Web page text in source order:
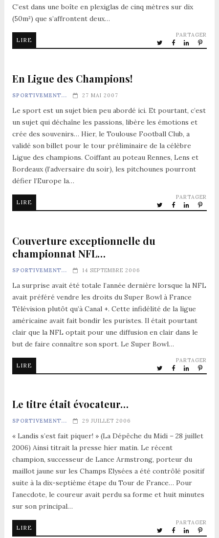
C’est dans une boîte en plexiglas de cinq mètres sur dix
(50m²) que s’affrontent deux…
LIRE
PARTAGER
En Ligue des Champions!
SPORTIVEMENT... 27 MAI 2007
Le sport est un sujet bien peu abordé ici. Et pourtant, c’est
un sujet qui déchaîne les passions, libère les émotions et
crée des souvenirs… Hier, le Toulouse Football Club, a
validé son billet pour le tour préliminaire de la célèbre
Ligue des champions. Coiffant au poteau Rennes, Lens et
Bordeaux (l’adversaire du soir), les pitchounes pourront
défier l’Europe la…
LIRE
PARTAGER
Couverture exceptionnelle du
championnat NFL…
SPORTIVEMENT... 14 SEPTEMBRE 2006
La surprise avait été totale l’année dernière lorsque la NFL
avait préféré vendre les droits du Super Bowl à France
Télévision plutôt qu’à Canal +. Cette infidélité de la ligue
américaine avait fait bondir les puristes. Il était pourtant
clair que la NFL optait pour une diffusion en clair dans le
but de faire connaître son sport. Le Super Bowl…
LIRE
PARTAGER
Le titre était évocateur…
SPORTIVEMENT... 29 JUILLET 2006
« Landis s’est fait piquer! » (La Dépêche du Midi – 28 juillet
2006) Ainsi titrait la presse hier matin. Le récent
champion, successeur de Lance Armstrong, porteur du
maillot jaune sur les Champs Elysées a été contrôlé positif
suite à la dix-septième étape du Tour de France… Pour
l’anecdote, le coureur avait perdu sa forme et huit minutes
sur son principal…
LIRE
PARTAGER